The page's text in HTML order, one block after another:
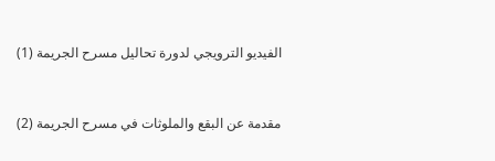
(1) الفيديو الترويجي لدورة تحاليل مسرح الجريمة
(2) مقدمة عن البقع والملوثات في مسرح الجريمة